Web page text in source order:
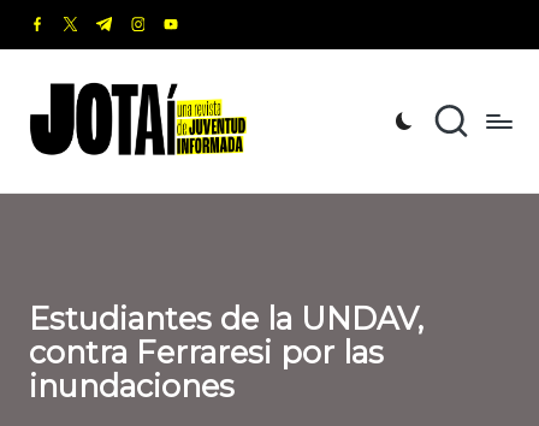
Saltar
contenido
facebook.com
twitter.com
t.me instagram.com
youtube.com
o
t
revista
de
Informada
Estudiantes de la UNDAV,
contra Ferraresi por las
inundaciones